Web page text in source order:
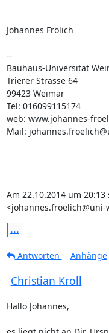
Johannes Frölich
--
Bauhaus-Universität
Trierer Strasse 64
99423 Weimar
Tel: 016099115174
web: www.johannes-
Mail:
Am 22.10.2014 um
<johannes.froelich@uni-
...
Antworten
Anhänge
Christian Kroll
Hallo Johannes,